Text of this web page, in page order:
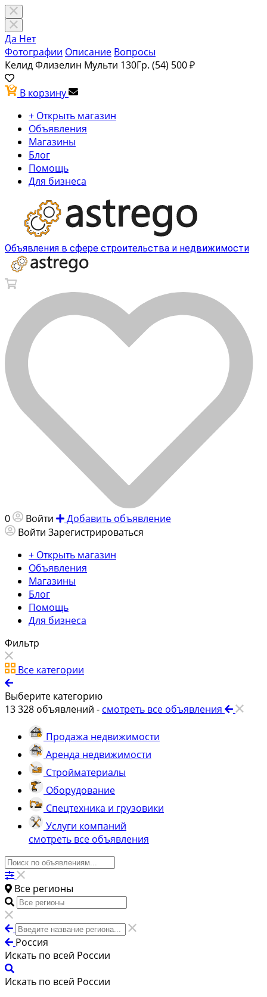
Да Нет
Фотографии Описание Вопросы
Келид Флизелин Мульти 130Гр. (54) 500 ₽
В корзину
+ Открыть магазин
Объявления
Магазины
Блог
Помощь
Для бизнеса
Объявления в сфере строительства и недвижимости
0 Войти
Добавить объявление
Войти Зарегистрироваться
+ Открыть магазин
Объявления
Магазины
Блог
Помощь
Для бизнеса
Фильтр
Все категории
Выберите категорию
13 328 объявлений - смотреть все объявления
Продажа недвижимости
Аренда недвижимости
Стройматериалы
Оборудование
Спецтехника и грузовики
Услуги компаний
смотреть все объявления
Все регионы
Россия
Искать по всей России
Искать по всей России